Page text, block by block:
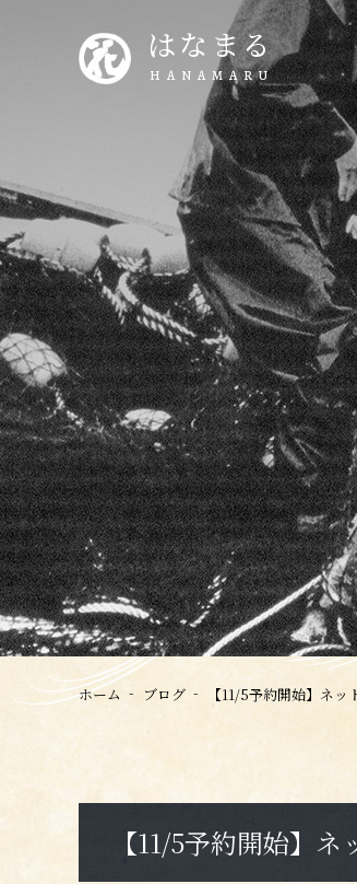
はなまる
HANAMARU
ホーム ブログ 【11/5予約開始】ネ
【11/5予約開始】